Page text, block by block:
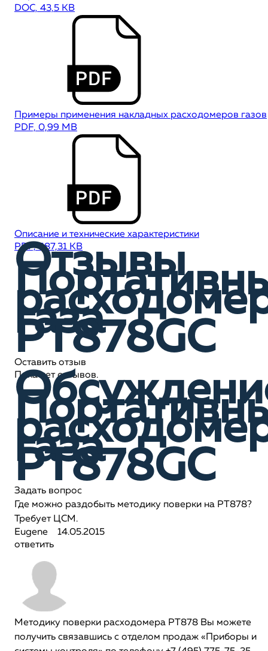
DOC, 43,5 KB
Примеры применения накладных расходомеров газов
PDF, 0,99 MB
Описание и технические характеристики
PDF, 687,31 KB
Отзывы
газа
PT878GC
Оставить отзыв
Пока нет отзывов.
газа
PT878GC
Задать вопрос
Где можно раздобыть методику поверки на РТ878?
Требует ЦСМ.
Eugene 14.05.2015
ответить
Методику поверки расходомера РТ878 Вы можете
получить связавшись с отделом продаж «Приборы и